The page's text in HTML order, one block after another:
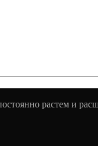
растем и